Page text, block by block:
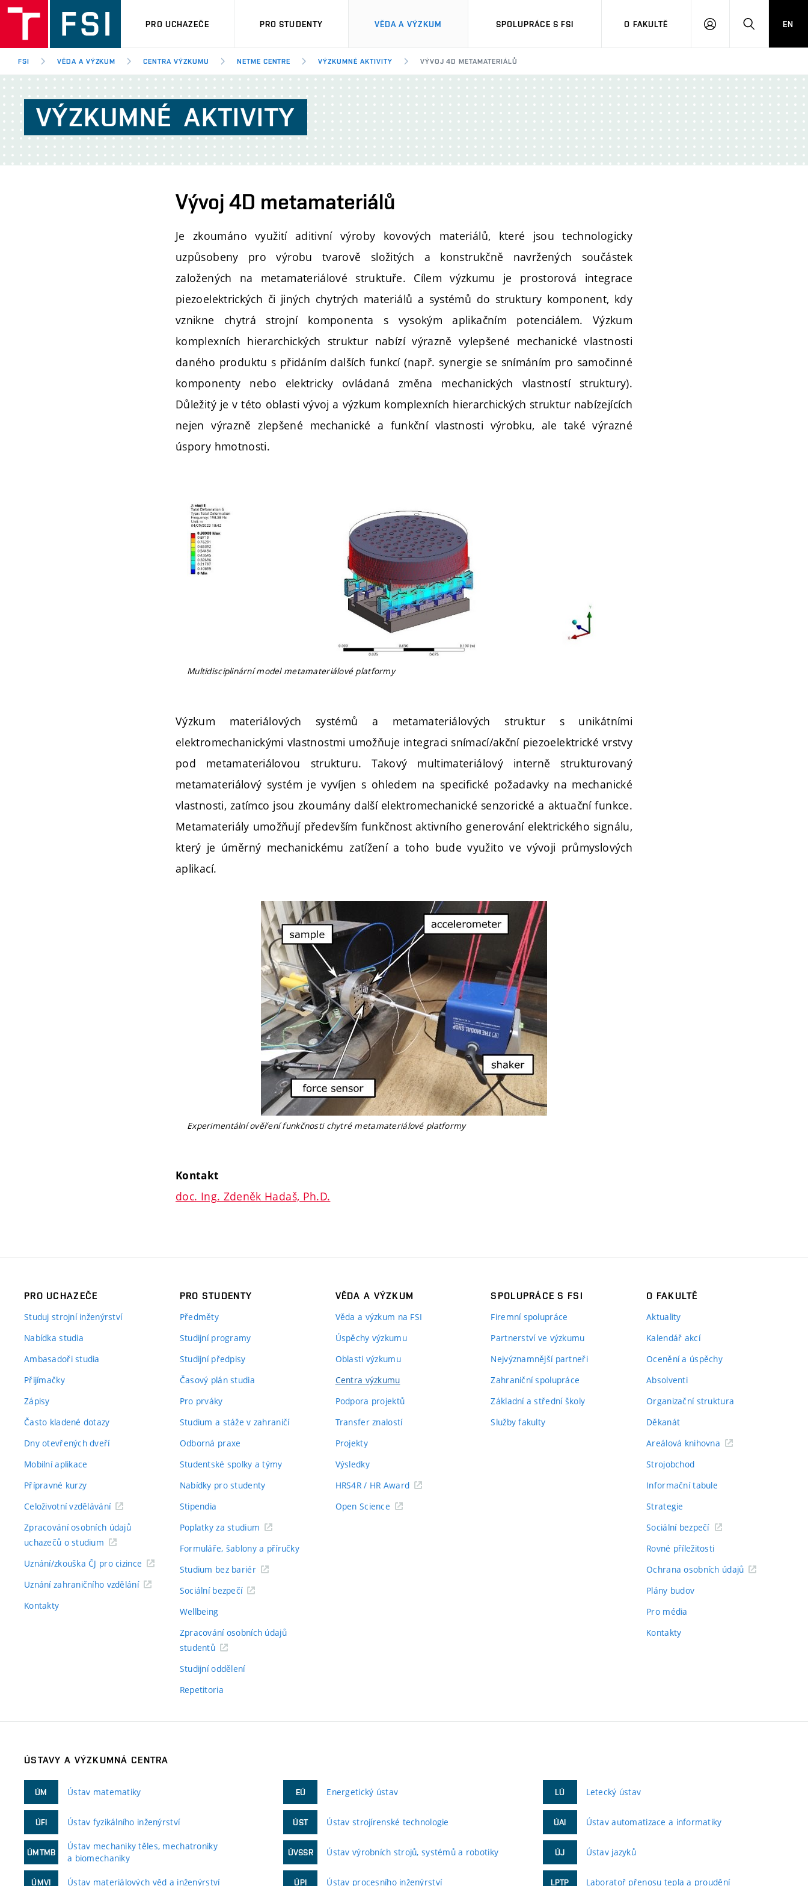
PRO UCHAZEČE PRO STUDENTY VĚDA A VÝZKUM SPOLUPRÁCE S FSI O FAKULTĚ
PŘIHLÁŠENÍHLEDAT
EN
FSI VĚDA A VÝZKUM CENTRA VÝZKUMU NETME CENTRE VÝZKUMNÉ AKTIVITY VÝVOJ 4D METAMATERIÁLŮ
VÝZKUMNÉ AKTIVITY
Vývoj 4D metamateriálů
Je zkoumáno využití aditivní výroby kovových materiálů, které jsou technologicky
uzpůsobeny pro výrobu tvarově složitých a konstrukčně navržených součástek
založených na metamateriálové struktuře. Cílem výzkumu je prostorová integrace
piezoelektrických či jiných chytrých materiálů a systémů do struktury komponent, kdy
vznikne chytrá strojní komponenta s vysokým aplikačním potenciálem. Výzkum
komplexních hierarchických struktur nabízí výrazně vylepšené mechanické vlastnosti
daného produktu s přidáním dalších funkcí (např. synergie se snímáním pro samočinné
komponenty nebo elektricky ovládaná změna mechanických vlastností struktury).
Důležitý je v této oblasti vývoj a výzkum komplexních hierarchických struktur nabízejících
nejen výrazně zlepšené mechanické a funkční vlastnosti výrobku, ale také výrazné
úspory hmotnosti.
Multidisciplinární model metamateriálové platformy
Výzkum materiálových systémů a metamateriálových struktur s unikátními
elektromechanickými vlastnostmi umožňuje integraci snímací/akční piezoelektrické vrstvy
pod metamateriálovou strukturu. Takový multimateriálový interně strukturovaný
metamateriálový systém je vyvíjen s ohledem na specifické požadavky na mechanické
vlastnosti, zatímco jsou zkoumány další elektromechanické senzorické a aktuační funkce.
Metamateriály umožňují především funkčnost aktivního generování elektrického signálu,
který je úměrný mechanickému zatížení a toho bude využito ve vývoji průmyslových
aplikací.
Experimentální ověření funkčnosti chytré metamateriálové platformy
Kontakt
doc. Ing. Zdeněk Hadaš, Ph.D.
PRO UCHAZEČE
Studuj strojní inženýrství
Nabídka studia
Ambasadoři studia
Přijímačky
Zápisy
Často kladené dotazy
Dny otevřených dveří
Mobilní aplikace
Přípravné kurzy
Celoživotní vzdělávání
Zpracování osobních údajů
uchazečů o studium
Uznání/zkouška ČJ pro cizince
Uznání zahraničního vzdělání
Kontakty
PRO STUDENTY
Předměty
Studijní programy
Studijní předpisy
Časový plán studia
Pro prváky
Studium a stáže v zahraničí
Odborná praxe
Studentské spolky a týmy
Nabídky pro studenty
Stipendia
Poplatky za studium
Formuláře, šablony a příručky
Studium bez bariér
Sociální bezpečí
Wellbeing
Zpracování osobních údajů
studentů
Studijní oddělení
Repetitoria
VĚDA A VÝZKUM
Věda a výzkum na FSI
Úspěchy výzkumu
Oblasti výzkumu
Centra výzkumu
Podpora projektů
Transfer znalostí
Projekty
Výsledky
HRS4R / HR Award
Open Science
SPOLUPRÁCE S FSI
Firemní spolupráce
Partnerství ve výzkumu
Nejvýznamnější partneři
Zahraniční spolupráce
Základní a střední školy
Služby fakulty
O FAKULTĚ
Aktuality
Kalendář akcí
Ocenění a úspěchy
Absolventi
Organizační struktura
Děkanát
Areálová knihovna
Strojobchod
Informační tabule
Strategie
Sociální bezpečí
Rovné příležitosti
Ochrana osobních údajů
Plány budov
Pro média
Kontakty
ÚSTAVY A VÝZKUMNÁ CENTRA
ÚM Ústav matematiky
ÚFI Ústav fyzikálního inženýrství
ÚMTMB
Ústav mechaniky těles, mechatroniky
a biomechaniky
ÚMVI Ústav materiálových věd a inženýrství
EÚ Energetický ústav
ÚST Ústav strojírenské technologie
ÚVSSR Ústav výrobních strojů, systémů a robotiky
ÚPI Ústav procesního inženýrství
LÚ Letecký ústav
ÚAI Ústav automatizace a informatiky
ÚJ Ústav jazyků
LPTP Laboratoř přenosu tepla a proudění